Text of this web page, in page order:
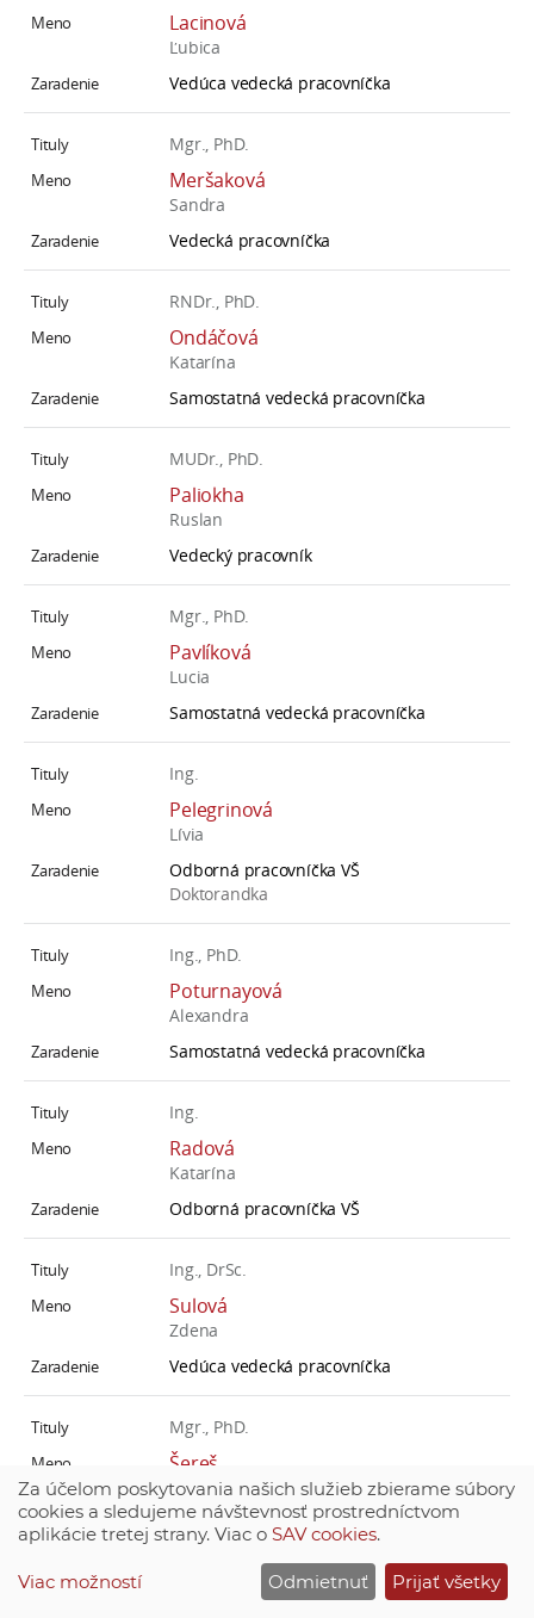
Lacinová
Ľubica
Vedúca vedecká pracovníčka
Mgr., PhD.
Meršaková
Sandra
Vedecká pracovníčka
RNDr., PhD.
Ondáčová
Katarína
Samostatná vedecká pracovníčka
MUDr., PhD.
Paliokha
Ruslan
Vedecký pracovník
Mgr., PhD.
Pavlíková
Lucia
Samostatná vedecká pracovníčka
Ing.
Pelegrinová
Lívia
Odborná pracovníčka VŠ
Doktorandka
Ing., PhD.
Poturnayová
Alexandra
Samostatná vedecká pracovníčka
Ing.
Radová
Katarína
Odborná pracovníčka VŠ
Ing., DrSc.
Sulová
Zdena
Vedúca vedecká pracovníčka
Mgr., PhD.
Šereš
Mário
Samostatný vedecký pracovník
Za účelom poskytovania našich služieb zbierame súbory
cookies a sledujeme návštevnosť prostredníctvom
aplikácie tretej strany. Viac o SAV cookies.
Viac možností Odmietnuť Prijať všetky